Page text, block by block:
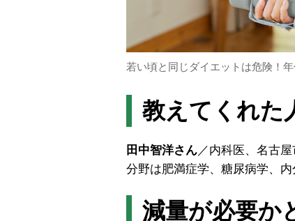
若い頃と同じダイエットは危険！
教えてくれた
田中智洋さん ／内科医、名古
分野は肥満症学、糖尿病学、
減量が必要か